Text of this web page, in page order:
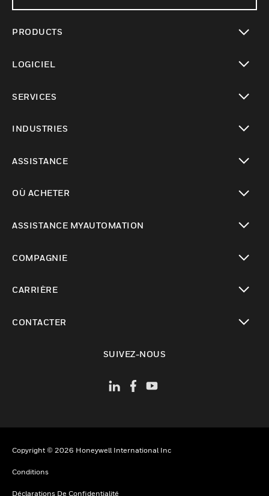
PRODUCTS
LOGICIEL
SERVICES
INDUSTRIES
ASSISTANCE
OÙ ACHETER
ASSISTANCE MYAUTOMATION
COMPAGNIE
CARRIÈRE
CONTACTER
SUIVEZ-NOUS
Copyright © 2026 Honeywell International Inc
Conditions
Déclarations De Confidentialité